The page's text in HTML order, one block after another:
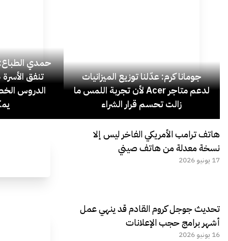
جومانا كرم: عدّلنا توزيع الميزانيات
لدعم متاجر Acer لأن تجربة اللمس ما
زالت تحسم قرار الشراء
حمدي
الدروس
هاتف ترامب الأمريكي الفاخر ليس إلا
نسخة معدلة من هاتف صيني
17 يونيو 2026
تحديث جوجل كروم القادم قد ينهي عمل
أشهر برامج حجب الإعلانات
16 يونيو 2026